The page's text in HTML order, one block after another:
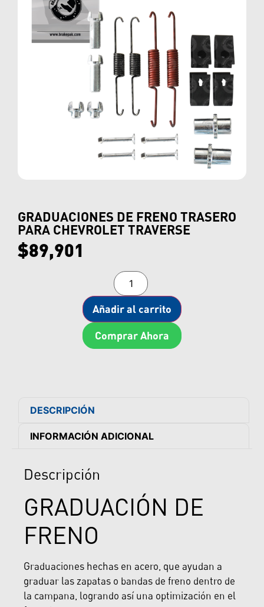
GRADUACIONES DE FRENO TRASERO
PARA CHEVROLET TRAVERSE
$89,901
Añadir al carrito
Comprar Ahora
DESCRIPCIÓN
INFORMACIÓN ADICIONAL
Descripción
GRADUACIÓN DE
FRENO
Graduaciones hechas en acero, que ayudan a
graduar las zapatas o bandas de freno dentro de
la campana, logrando así una optimización en el